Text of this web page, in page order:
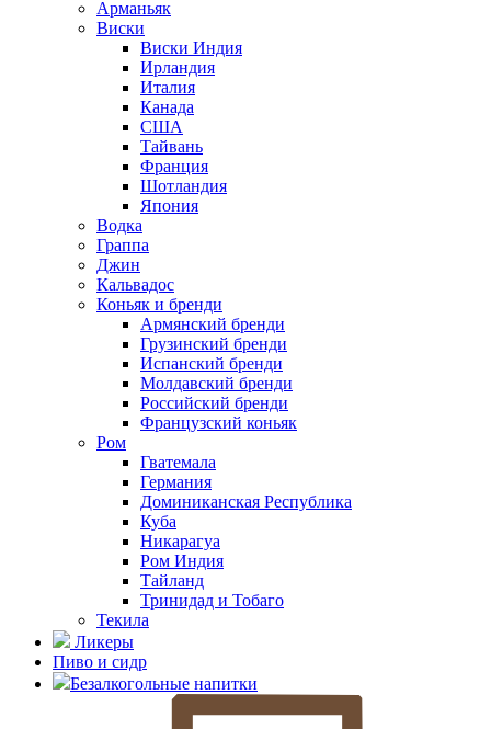
Арманьяк
Виски
Виски Индия
Ирландия
Италия
Канада
США
Тайвань
Франция
Шотландия
Япония
Водка
Граппа
Джин
Кальвадос
Коньяк и бренди
Армянский бренди
Грузинский бренди
Испанский бренди
Молдавский бренди
Российский бренди
Французский коньяк
Ром
Гватемала
Германия
Доминиканская Республика
Куба
Никарагуа
Ром Индия
Тайланд
Тринидад и Тобаго
Текила
Ликеры
Пиво и сидр
Безалкогольные напитки